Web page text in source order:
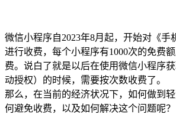
微信小程序自2023年8月起，开始对《手
进行收费，每个小程序有1000次的免费
费。说白了就是以后在使用微信小程序
动授权）的时候，需要按次数收费了。
那么，在当前的经济状况下，如何做到
何避免收费，以及如何解决这个问题呢？